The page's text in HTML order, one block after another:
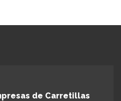
de Carretillas